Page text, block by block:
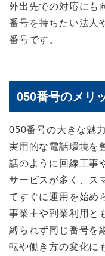
外出先での対応にも
番号を持ちたい法人
番号です。
050番号のメリ
050番号の大きな魅
実用的な電話環境を
話のように回線工事
サービスが多く、ス
てすぐに運用を始め
事業主や副業利用と
縛られず同じ番号を
転や働き方の変化に